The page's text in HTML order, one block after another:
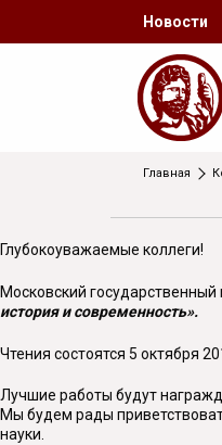
Новости
Главная
Глубокоуважаемые коллеги!
Московский
история и современность».
Чтения состоятся 5 октября
Лучшие работы будут
Мы будем рады
науки.